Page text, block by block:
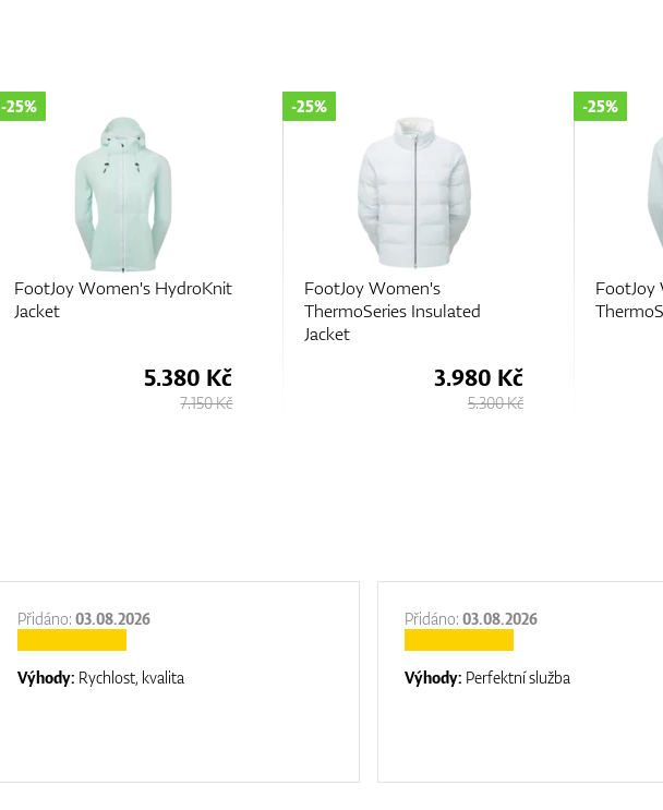
FootJoy Women's HydroKnit
Jacket
-25%
5.380 Kč
7.150 Kč
FootJoy Women's
ThermoSeries Insulated
Jacket
-25%
3.980 Kč
5.300 Kč
FootJoy
-25%
Přidáno:03.08.2026
Výhody: Rychlost, kvalita
Přidáno:03.08.2026
Výhody: Perfektní služba